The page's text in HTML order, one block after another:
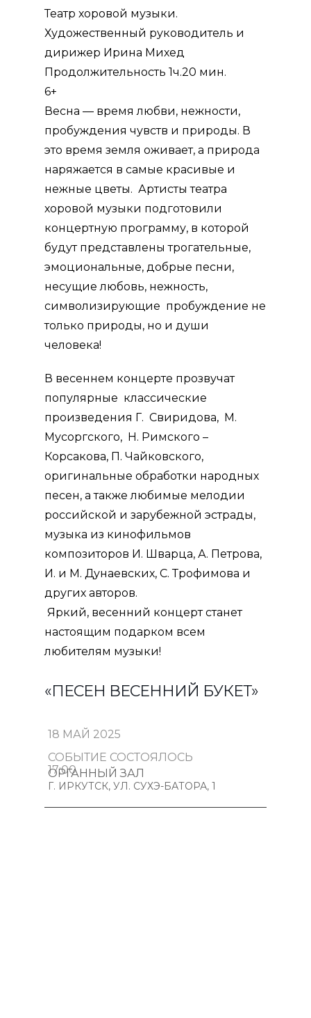
Театр хоровой музыки.
Художественный руководитель и
дирижер Ирина Михед
Продолжительность 1ч.20 мин.
6+
Весна — время любви, нежности,
пробуждения чувств и природы. В
это время земля оживает, а природа
наряжается в самые красивые и
нежные цветы. Артисты театра
хоровой музыки подготовили
концертную программу, в которой
будут представлены трогательные,
эмоциональные, добрые песни,
несущие любовь, нежность,
символизирующие пробуждение не
только природы, но и души
человека!
В весеннем концерте прозвучат
популярные классические
произведения Г. Свиридова, М.
Мусоргского, Н. Римского –
Корсакова, П. Чайковского,
оригинальные обработки народных
песен, а также любимые мелодии
российской и зарубежной эстрады,
музыка из кинофильмов
композиторов И. Шварца, А. Петрова,
И. и М. Дунаевских, С. Трофимова и
других авторов.
Яркий, весенний концерт станет
настоящим подарком всем
любителям музыки!
«ПЕСЕН ВЕСЕННИЙ БУКЕТ»
18 МАЙ 2025
СОБЫТИЕ СОСТОЯЛОСЬ
17:00
ОРГАННЫЙ ЗАЛ
Г. ИРКУТСК, УЛ. СУХЭ-БАТОРА, 1